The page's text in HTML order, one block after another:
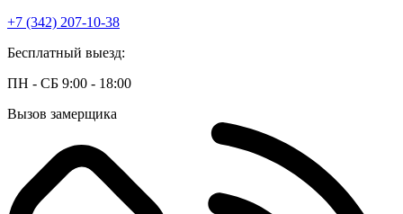
+7 (342) 207-10-38
Бесплатный выезд:
ПН - СБ 9:00 - 18:00
Вызов замерщика